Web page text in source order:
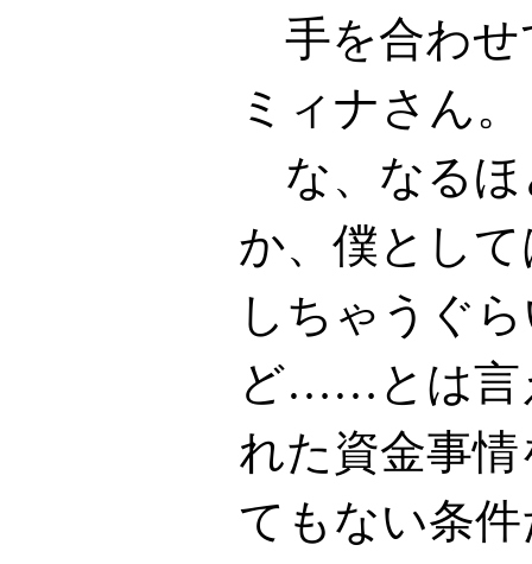
手を合わせ
ミィナさん。
な、なる
か、僕とし
しちゃうぐ
ど……とは言
れた資金事
てもない条